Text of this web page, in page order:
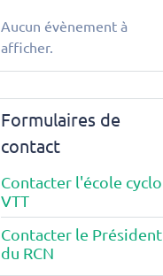
Aucun évènement à
afficher.
Formulaires de
contact
Contacter l'école cyclo
VTT
Contacter le Président
du RCN